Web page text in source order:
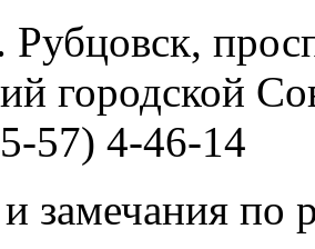
Рубцовск,
городской
57) 4-46-14
замечания по